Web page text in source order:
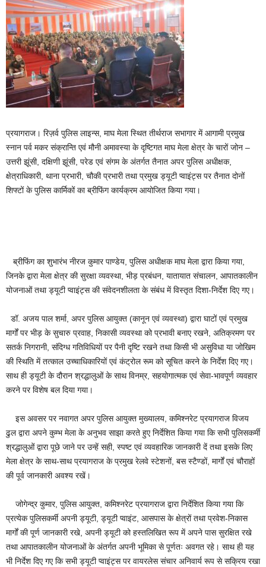
प्रयागराज। रिज़र्व पुलिस लाइन्स, माघ मेला स्थित तीर्थराज सभागार में आगामी प्रमुख
स्नान पर्व मकर संक्रान्ति एवं मौनी अमावस्या के दृष्टिगत माघ मेला क्षेत्र के चारों जोन –
उत्तरी झूंसी, दक्षिणी झूंसी, परेड एवं संगम के अंतर्गत तैनात अपर पुलिस अधीक्षक,
क्षेत्राधिकारी, थाना प्रभारी, चौकी प्रभारी तथा प्रमुख ड्यूटी प्वाइंट्स पर तैनात दोनों
शिफ्टों के पुलिस कार्मिकों का ब्रीफिंग कार्यक्रम आयोजित किया गया।
ब्रीफिंग का शुभारंभ नीरज कुमार पाण्डेय, पुलिस अधीक्षक माघ मेला द्वारा किया गया,
जिनके द्वारा मेला क्षेत्र की सुरक्षा व्यवस्था, भीड़ प्रबंधन, यातायात संचालन, आपातकालीन
योजनाओं तथा ड्यूटी प्वाइंट्स की संवेदनशीलता के संबंध में विस्तृत दिशा-निर्देश दिए गए।
डॉ. अजय पाल शर्मा, अपर पुलिस आयुक्त (कानून एवं व्यवस्था) द्वारा घाटों एवं प्रमुख
मार्गों पर भीड़ के सुचारु प्रवाह, निकासी व्यवस्था को प्रभावी बनाए रखने, अतिक्रमण पर
सतर्क निगरानी, संदिग्ध गतिविधियों पर पैनी दृष्टि रखने तथा किसी भी असुविधा या जोखिम
की स्थिति में तत्काल उच्चाधिकारियों एवं कंट्रोल रूम को सूचित करने के निर्देश दिए गए।
साथ ही ड्यूटी के दौरान श्रद्धालुओं के साथ विनम्र, सहयोगात्मक एवं सेवा-भावपूर्ण व्यवहार
करने पर विशेष बल दिया गया।
इस अवसर पर नवागत अपर पुलिस आयुक्त मुख्यालय, कमिश्नरेट प्रयागराज विजय
ढुल द्वारा अपने कुम्भ मेला के अनुभव साझा करते हुए निर्देशित किया गया कि सभी पुलिसकर्मी
श्रद्धालुओं द्वारा पूछे जाने पर उन्हें सही, स्पष्ट एवं व्यवहारिक जानकारी दें तथा इसके लिए
मेला क्षेत्र के साथ-साथ प्रयागराज के प्रमुख रेलवे स्टेशनों, बस स्टैण्डों, मार्गों एवं चौराहों
की पूर्व जानकारी अवश्य रखें।
जोगेन्द्र कुमार, पुलिस आयुक्त, कमिश्नरेट प्रयागराज द्वारा निर्देशित किया गया कि
प्रत्येक पुलिसकर्मी अपनी ड्यूटी, ड्यूटी प्वाइंट, आसपास के क्षेत्रों तथा प्रवेश-निकास
मार्गों की पूर्ण जानकारी रखे, अपनी ड्यूटी को हस्तलिखित रूप में अपने पास सुरक्षित रखे
तथा आपातकालीन योजनाओं के अंतर्गत अपनी भूमिका से पूर्णतः अवगत रहे। साथ ही यह
भी निर्देश दिए गए कि सभी ड्यूटी प्वाइंट्स पर वायरलेस संचार अनिवार्य रूप से सक्रिय रखा